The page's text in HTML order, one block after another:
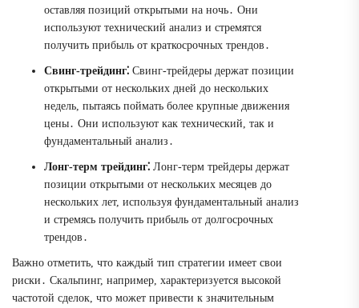
оставляя позиций открытыми на ночь․ Они
используют технический анализ и стремятся
получить прибыль от краткосрочных трендов․
Свинг-трейдинг⁚ Свинг-трейдеры держат позиции
открытыми от нескольких дней до нескольких
недель, пытаясь поймать более крупные движения
цены․ Они используют как технический, так и
фундаментальный анализ․
Лонг-терм трейдинг⁚ Лонг-терм трейдеры держат
позиции открытыми от нескольких месяцев до
нескольких лет, используя фундаментальный анализ
и стремясь получить прибыль от долгосрочных
трендов․
Важно отметить, что каждый тип стратегии имеет свои
риски․ Скальпинг, например, характеризуется высокой
частотой сделок, что может привести к значительным